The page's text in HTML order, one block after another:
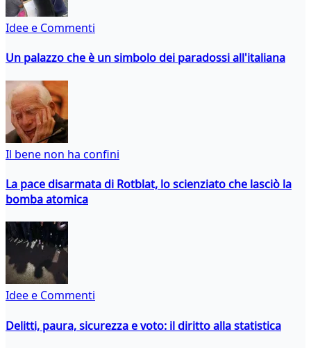
Idee e Commenti
Un palazzo che è un simbolo dei paradossi all'italiana
Il bene non ha confini
La pace disarmata di Rotblat, lo scienziato che lasciò la
bomba atomica
Idee e Commenti
Delitti, paura, sicurezza e voto: il diritto alla statistica